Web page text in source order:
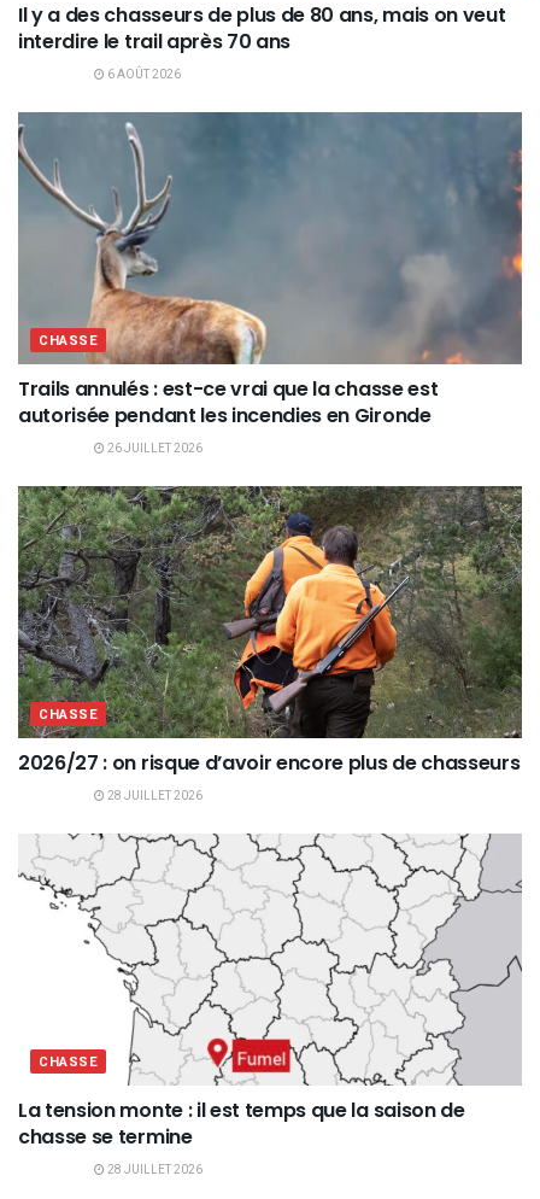
Il y a des chasseurs de plus de 80 ans, mais on veut
interdire le trail après 70 ans
6 AOÛT 2026
CHASSE
Trails annulés : est-ce vrai que la chasse est
autorisée pendant les incendies en Gironde
26 JUILLET 2026
CHASSE
2026/27 : on risque d’avoir encore plus de chasseurs
28 JUILLET 2026
CHASSE
La tension monte : il est temps que la saison de
chasse se termine
28 JUILLET 2026